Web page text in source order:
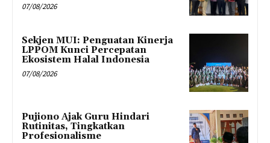
07/08/2026
Sekjen MUI: Penguatan Kinerja
LPPOM Kunci Percepatan
Ekosistem Halal Indonesia
07/08/2026
Pujiono Ajak Guru Hindari
Rutinitas, Tingkatkan
Profesionalisme